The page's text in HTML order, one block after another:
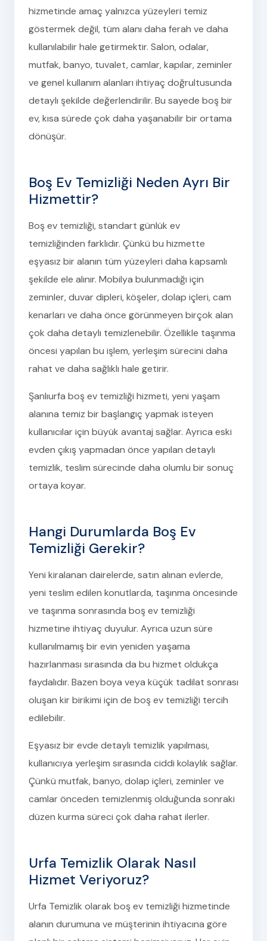
hizmetinde amaç yalnızca yüzeyleri temiz
göstermek değil, tüm alanı daha ferah ve daha
kullanılabilir hale getirmektir. Salon, odalar,
mutfak, banyo, tuvalet, camlar, kapılar, zeminler
ve genel kullanım alanları ihtiyaç doğrultusunda
detaylı şekilde değerlendirilir. Bu sayede boş bir
ev, kısa sürede çok daha yaşanabilir bir ortama
dönüşür.
Boş Ev Temizliği Neden Ayrı Bir
Hizmettir?
Boş ev temizliği, standart günlük ev
temizliğinden farklıdır. Çünkü bu hizmette
eşyasız bir alanın tüm yüzeyleri daha kapsamlı
şekilde ele alınır. Mobilya bulunmadığı için
zeminler, duvar dipleri, köşeler, dolap içleri, cam
kenarları ve daha önce görünmeyen birçok alan
çok daha detaylı temizlenebilir. Özellikle taşınma
öncesi yapılan bu işlem, yerleşim sürecini daha
rahat ve daha sağlıklı hale getirir.
Şanlıurfa boş ev temizliği hizmeti, yeni yaşam
alanına temiz bir başlangıç yapmak isteyen
kullanıcılar için büyük avantaj sağlar. Ayrıca eski
evden çıkış yapmadan önce yapılan detaylı
temizlik, teslim sürecinde daha olumlu bir sonuç
ortaya koyar.
Hangi Durumlarda Boş Ev
Temizliği Gerekir?
Yeni kiralanan dairelerde, satın alınan evlerde,
yeni teslim edilen konutlarda, taşınma öncesinde
ve taşınma sonrasında boş ev temizliği
hizmetine ihtiyaç duyulur. Ayrıca uzun süre
kullanılmamış bir evin yeniden yaşama
hazırlanması sırasında da bu hizmet oldukça
faydalıdır. Bazen boya veya küçük tadilat sonrası
oluşan kir birikimi için de boş ev temizliği tercih
edilebilir.
Eşyasız bir evde detaylı temizlik yapılması,
kullanıcıya yerleşim sırasında ciddi kolaylık sağlar.
Çünkü mutfak, banyo, dolap içleri, zeminler ve
camlar önceden temizlenmiş olduğunda sonraki
düzen kurma süreci çok daha rahat ilerler.
Urfa Temizlik Olarak Nasıl
Hizmet Veriyoruz?
Urfa Temizlik olarak boş ev temizliği hizmetinde
alanın durumuna ve müşterinin ihtiyacına göre